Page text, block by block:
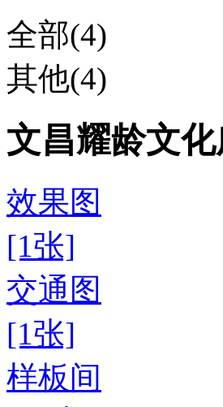
全部(4)
其他(4)
文昌耀龄文
效果图
[1张]
交通图
[1张]
样板间